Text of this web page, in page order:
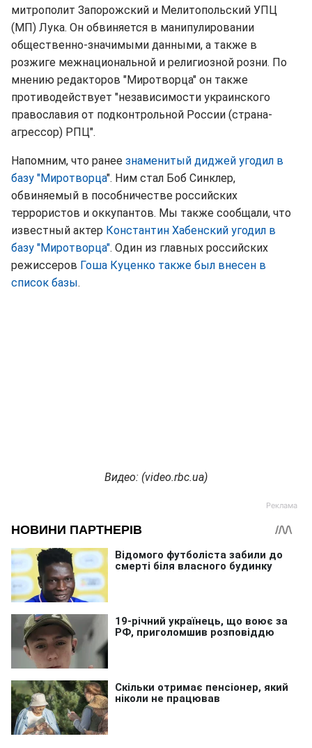
митрополит Запорожский и Мелитопольский УПЦ
(МП) Лука. Он обвиняется в манипулировании
общественно-значимыми данными, а также в
розжиге межнациональной и религиозной розни. По
мнению редакторов "Миротворца" он также
противодействует "независимости украинского
православия от подконтрольной России (страна-
агрессор) РПЦ".
Напомним, что ранее знаменитый диджей угодил в
базу "Миротворца". Ним стал Боб Синклер,
обвиняемый в пособничестве российских
террористов и оккупантов. Мы также сообщали, что
известный актер Константин Хабенский угодил в
базу "Миротворца". Один из главных российских
режиссеров Гоша Куценко также был внесен в
список базы.
Видео: (video.rbc.ua)